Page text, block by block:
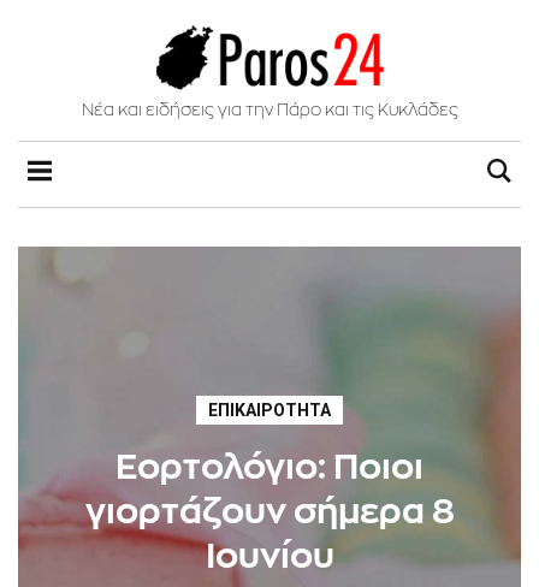
Νέα και ειδήσεις για την Πάρο και τις Κυκλάδες
ΕΠΙΚΑΙΡΌΤΗΤΑ
Εορτολόγιο: Ποιοι
γιορτάζουν σήμερα 8
Ιουνίου